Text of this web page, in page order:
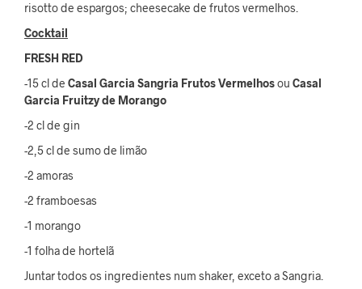
risotto de espargos; cheesecake de frutos vermelhos.
Cocktail
FRESH RED
-15 cl de Casal Garcia Sangria Frutos Vermelhosou Casal
Garcia Fruitzyde Morango
-2 cl de gin
-2,5 cl de sumo de limão
-2 amoras
-2 framboesas
-1 morango
-1 folha de hortelã
Juntar todos os ingredientes num shaker, exceto a Sangria.